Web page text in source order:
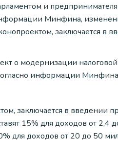
и
Минфина,
заключается в
о модернизации
информации
заключается в введении
15% для доходов от 2,4
для доходов от 20 до 50